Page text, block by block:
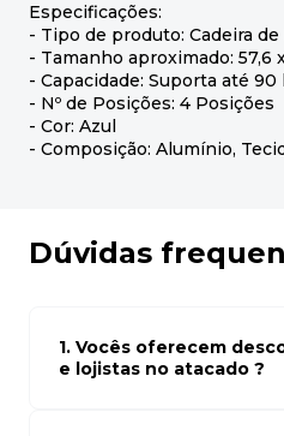
Especificações:
- Tipo de produto: Cadeira de
- Tamanho aproximado: 57,6
- Capacidade: Suporta até 90
- Nº de Posições: 4 Posições
- Cor: Azul
- Composição: Alumínio,
Dúvidas
1. Vocês oferecem
e lojistas no atacado ?